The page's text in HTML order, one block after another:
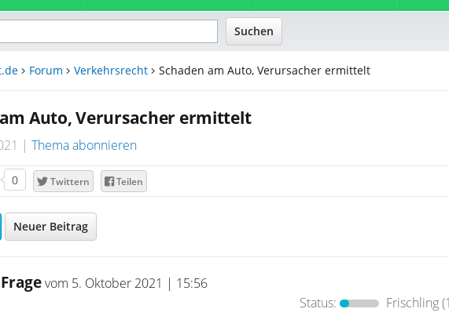
Forum Verkehrsrecht Schaden am Auto, Verursacher ermittelt
Auto, Verursacher ermittelt
Thema abonnieren
0 Twittern Teilen
Neuer Beitrag
Fragevom 5. Oktober 2021 | 15:56
Status:
Frischling